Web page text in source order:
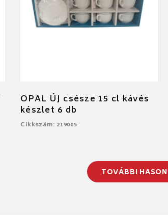
OPAL ÚJ csésze 15 cl kávés
készlet 6 db
Cikkszám: 219005
TOVÁBBI